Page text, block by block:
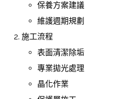
保養方案建議
維護週期規劃
施工流程
表面清潔除垢
專業拋光處理
晶化作業